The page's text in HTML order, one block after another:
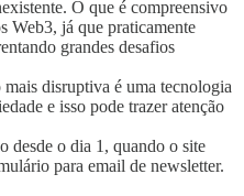
O que é compreensivo
Web3, já que praticamente
grandes desafios
disruptiva é uma tecnologia
e isso pode trazer atenção
desde o dia 1, quando o site
para email de newsletter.